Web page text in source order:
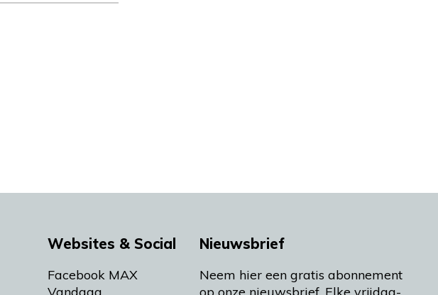
Websites & Social
Facebook MAX
Nieuwsbrief
Neem hier een gratis abonnement